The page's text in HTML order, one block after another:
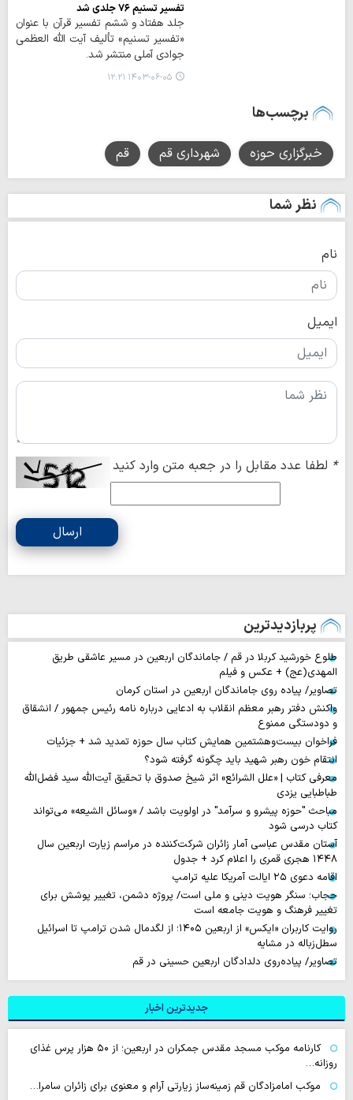
تفسیر تسنیم ۷۶ جلدی شد
جلد هفتاد و ششم تفسیر قرآن با عنوان
«تفسیر تسنیم» تألیف آیت الله العظمی
جوادی آملی منتشر شد.
۱۴۰۳-۰۶-۰۵ ۱۲:۲۱
برچسب‌ها
خبرگزاری حوزه شهرداری قم قم
نظر شما
نام
ایمیل
* لطفا عدد مقابل را در جعبه متن وارد کنید
ارسال
پربازدیدترین
طلوع خورشید کربلا در قم / جاماندگان اربعین در مسیر عاشقی طریق
المهدی(عج) + عکس و فیلم
تصاویر/ پیاده روی جاماندگان اربعین در استان کرمان
واکنش دفتر رهبر معظم انقلاب به ادعایی درباره نامه رئیس جمهور / انشقاق
و دودستگی ممنوع
فراخوان بیست‌وهشتمین همایش کتاب سال حوزه تمدید شد + جزئیات
انتقام خون رهبر شهید باید چگونه گرفته شود؟
معرفی کتاب | «علل الشرائع» اثر شیخ صدوق با تحقیق آیت‌الله سید فضل‌الله
طباطبایی یزدی
مباحث "حوزه پیشرو و سرآمد" در اولویت باشد / «وسائل الشیعه» می‌تواند
کتاب درسی شود
آستان مقدس عباسی آمار زائران شرکت‌کننده در مراسم زیارت اربعین سال
۱۴۴۸ هجری قمری را اعلام کرد + جدول
اقامه دعوی ۲۵ ایالت آمریکا علیه ترامپ
حجاب؛ سنگر هویت دینی و ملی است/ پروژه دشمن، تغییر پوشش برای
تغییر فرهنگ و هویت جامعه است
روایت‌ کاربران «ایکس» از اربعین ۱۴۰۵؛ از لگدمال شدن ترامپ تا اسرائیل
سطل‌زباله‌ در مشایه
تصاویر/ پیاده‌روی دلدادگان اربعین حسینی در قم
جدیدترین اخبار
کارنامه موکب مسجد مقدس جمکران در اربعین؛ از ۵۰ هزار پرس غذای
روزانه…
موکب امامزادگان قم زمینه‌ساز زیارتی آرام و معنوی برای زائران سامرا…